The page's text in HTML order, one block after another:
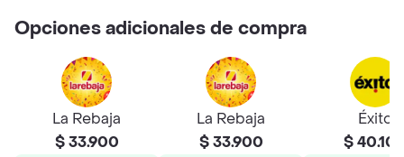
Opciones adicionales de compra
La Rebaja
$ 33.900
La Rebaja
$ 33.900
Éxito
$